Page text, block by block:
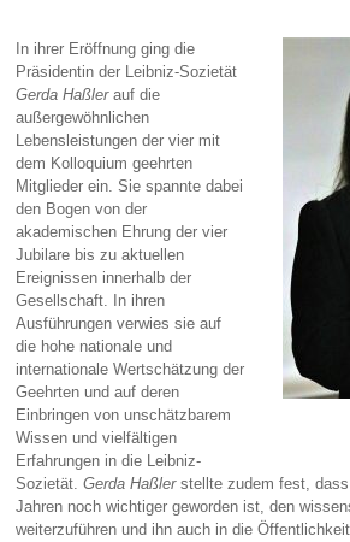
In ihrer Eröffnung ging die
Präsidentin der Leibniz-Sozietät
Gerda Haßlerauf die
außergewöhnlichen
Lebensleistungen der vier mit
dem Kolloquium geehrten
Mitglieder ein. Sie spannte dabei
den Bogen von der
akademischen Ehrung der vier
Jubilare bis zu aktuellen
Ereignissen innerhalb der
Gesellschaft. In ihren
Ausführungen verwies sie auf
die hohe nationale und
internationale Wertschätzung der
Geehrten und auf deren
Einbringen von unschätzbarem
Wissen und vielfältigen
Erfahrungen in die Leibniz-
Sozietät.Gerda Haßlerstellte zudem fest,
Jahren noch wichtiger geworden ist, den
weiterzuführen und ihn auch in die